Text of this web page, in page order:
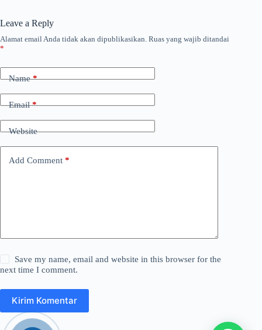
Leave a Reply
Alamat email Anda tidak akan dipublikasikan. Ruas yang wajib ditandai
*
Name*
Email*
Website
Add Comment *
Save my name, email and website in this browser for the
next time I comment.
Kirim Komentar